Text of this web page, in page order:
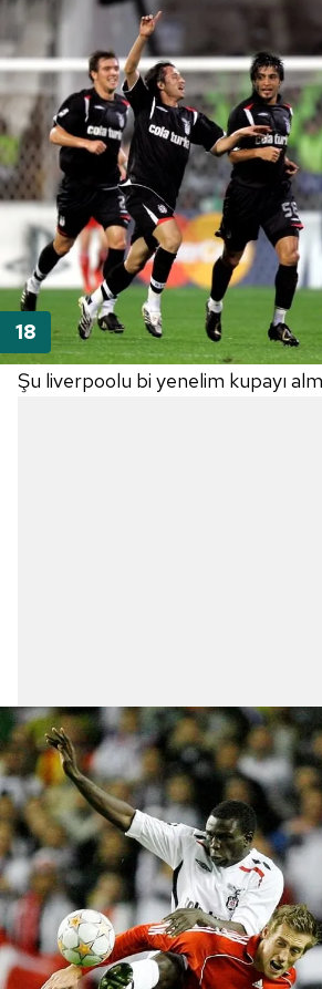
Şu liverpoolu bi yenelim kupayı